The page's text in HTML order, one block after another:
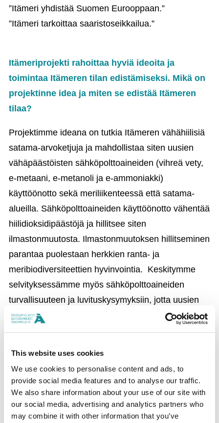
This website uses cookies
We use cookies to personalise content and ads, to
provide social media features and to analyse our traffic.
We also share information about your use of our site with
our social media, advertising and analytics partners who
may combine it with other information that you’ve
”Itämeri yhdistää Suomen Eurooppaan.”
”Itämeri tarkoittaa saaristoseikkailua.”
Itämeriprojekti rahoittaa hyviä ideoita ja
toimintaa Itämeren tilan edistämiseksi. Mikä on
projektinne idea ja miten se edistää Itämeren
tilaa?
Projektimme ideana on tutkia Itämeren vähähiilisiä
satama-arvoketjuja ja mahdollistaa siten uusien
vähäpäästöisten sähköpolttoaineiden (vihreä vety,
e-metaani, e-metanoli ja e-ammoniakki)
käyttöönotto sekä meriliikenteessä että satama-
alueilla. Sähköpolttoaineiden käyttöönotto vähentää
hiilidioksidipäästöjä ja hillitsee siten
ilmastonmuutosta. Ilmastonmuutoksen hillitseminen
parantaa puolestaan herkkien ranta- ja
meribiodiversiteettien hyvinvointia. Keskitymme
selvityksessämme myös sähköpolttoaineiden
turvallisuuteen ja luvituskysymyksiin, jotta uusien
polttoaineiden käyttöönotto voidaan toteuttaa
Itämeren kannalta mahdollisimman turvallisella
Mitä Itämeriprojektin rahoitus merkitsee teille?
Olemme sitoutuneita edistämään uusien vihreiden